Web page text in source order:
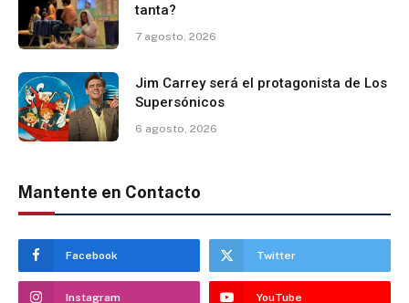
tanta?
7 agosto, 2026
Jim Carrey será el protagonista de Los
Supersónicos
6 agosto, 2026
Mantente en Contacto
Facebook Twitter
Instagram YouTube